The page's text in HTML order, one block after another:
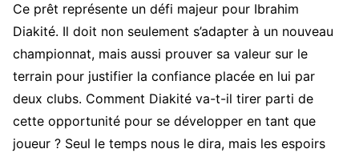
Ce prêt représente un défi majeur pour Ibrahim
Diakité. Il doit non seulement s’adapter à un nouveau
championnat, mais aussi prouver sa valeur sur le
terrain pour justifier la confiance placée en lui par
deux clubs. Comment Diakité va-t-il tirer parti de
cette opportunité pour se développer en tant que
joueur ? Seul le temps nous le dira, mais les espoirs